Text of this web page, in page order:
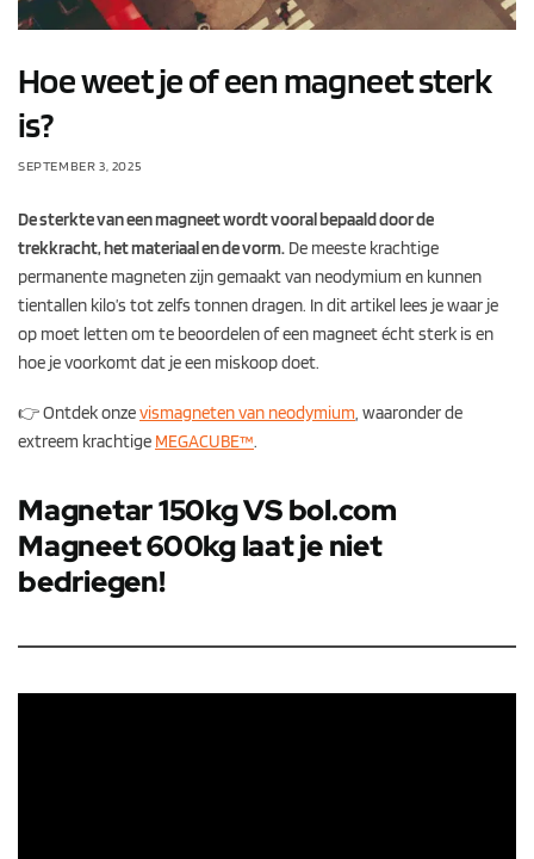
Hoe weet je of een magneet sterk
is?
SEPTEMBER 3, 2025
De sterkte van een magneet wordt vooral bepaald door de
trekkracht, het materiaal en de vorm. De meeste krachtige
permanente magneten zijn gemaakt van neodymium en kunnen
tientallen kilo’s tot zelfs tonnen dragen. In dit artikel lees je waar je
op moet letten om te beoordelen of een magneet écht sterk is en
hoe je voorkomt dat je een miskoop doet.
👉 Ontdek onzevismagneten van neodymium, waaronder de
extreem krachtige MEGACUBE™.
Magnetar 150kg VS bol.com
Magneet 600kg laat je niet
bedriegen!